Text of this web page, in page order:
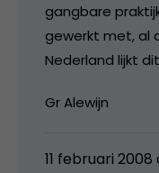
gangbare
gewerkt met, al
Nederland lijkt
Gr Alewijn
11 februari